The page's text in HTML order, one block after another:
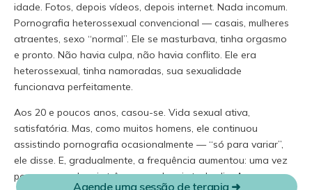
idade. Fotos, depois vídeos, depois internet. Nada incomum.
Pornografia heterossexual convencional — casais, mulheres
atraentes, sexo “normal”. Ele se masturbava, tinha orgasmo
e pronto. Não havia culpa, não havia conflito. Ele era
heterossexual, tinha namoradas, sua sexualidade
funcionava perfeitamente.
Aos 20 e poucos anos, casou-se. Vida sexual ativa,
satisfatória. Mas, como muitos homens, ele continuou
assistindo pornografia ocasionalmente — “só para variar”,
ele disse. E, gradualmente, a frequência aumentou: uma vez
por semana, depois três vezes, depois todo dia. A esposa
Cadastrar
Agende uma sessão de terapia ➜